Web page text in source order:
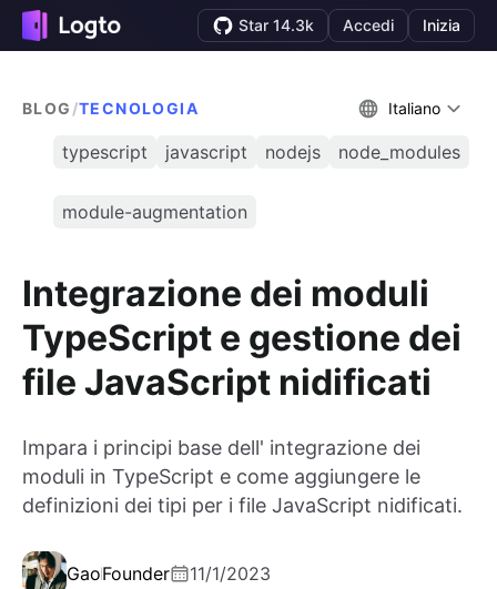
Star 14.3k Accedi Inizia
BLOG /TECNOLOGIA Italiano
typescript javascript nodejs node_modules
module-augmentation
Integrazione dei moduli
TypeScript e gestione dei
file JavaScript nidificati
Impara i principi base dell' integrazione dei
moduli in TypeScript e come aggiungere le
definizioni dei tipi per i file JavaScript nidificati.
GaoFounder 11/1/2023